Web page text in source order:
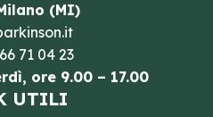
(MI)
71 04 23
ore 9.00 – 17.00
UTILI